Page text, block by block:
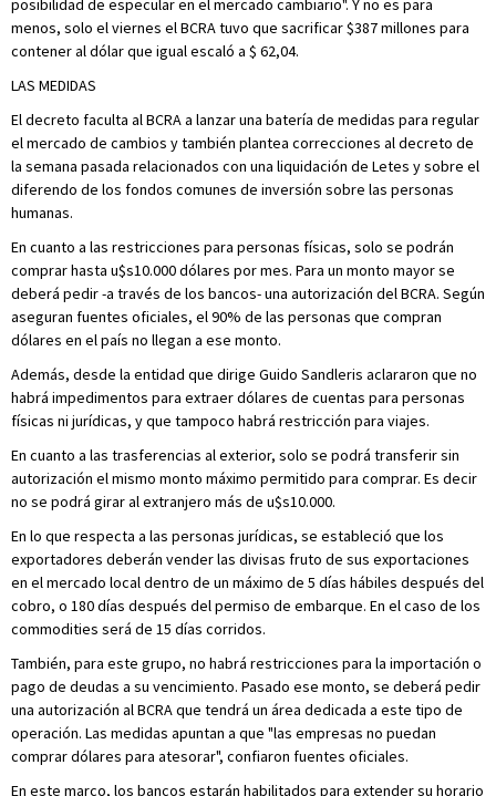
posibilidad de especular en el mercado cambiario". Y no es para
menos, solo el viernes el BCRA tuvo que sacrificar $387 millones para
contener al dólar que igual escaló a $ 62,04.
LAS MEDIDAS
El decreto faculta al BCRA a lanzar una batería de medidas para regular
el mercado de cambios y también plantea correcciones al decreto de
la semana pasada relacionados con una liquidación de Letes y sobre el
diferendo de los fondos comunes de inversión sobre las personas
humanas.
En cuanto a las restricciones para personas físicas, solo se podrán
comprar hasta u$s10.000 dólares por mes. Para un monto mayor se
deberá pedir -a través de los bancos- una autorización del BCRA. Según
aseguran fuentes oficiales, el 90% de las personas que compran
dólares en el país no llegan a ese monto.
Además, desde la entidad que dirige Guido Sandleris aclararon que no
habrá impedimentos para extraer dólares de cuentas para personas
físicas ni jurídicas, y que tampoco habrá restricción para viajes.
En cuanto a las trasferencias al exterior, solo se podrá transferir sin
autorización el mismo monto máximo permitido para comprar. Es decir
no se podrá girar al extranjero más de u$s10.000.
En lo que respecta a las personas jurídicas, se estableció que los
exportadores deberán vender las divisas fruto de sus exportaciones
en el mercado local dentro de un máximo de 5 días hábiles después del
cobro, o 180 días después del permiso de embarque. En el caso de los
commodities será de 15 días corridos.
También, para este grupo, no habrá restricciones para la importación o
pago de deudas a su vencimiento. Pasado ese monto, se deberá pedir
una autorización al BCRA que tendrá un área dedicada a este tipo de
operación. Las medidas apuntan a que "las empresas no puedan
comprar dólares para atesorar", confiaron fuentes oficiales.
En este marco, los bancos estarán habilitados para extender su horario